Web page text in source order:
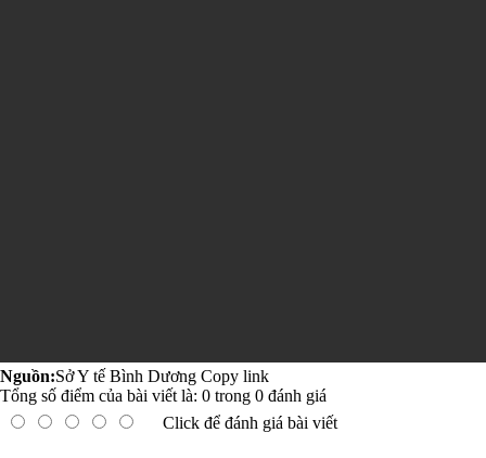
Nguồn:Sở Y tế Bình Dương Copy link
Tổng số điểm của bài viết là: 0 trong 0 đánh giá
Click để đánh giá bài viết